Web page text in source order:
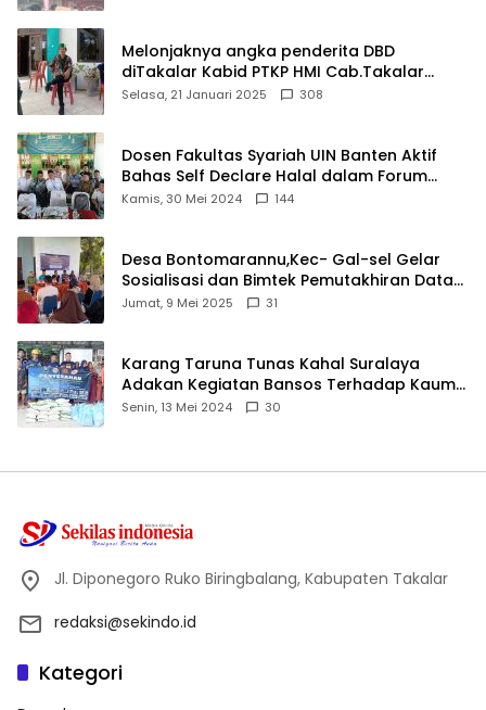
Melonjaknya angka penderita DBD
diTakalar Kabid PTKP HMI Cab.Takalar
angkat bicara
Selasa, 21 Januari 2025 308
Dosen Fakultas Syariah UIN Banten Aktif
Bahas Self Declare Halal dalam Forum
Ijtima Ulama MUI
Kamis, 30 Mei 2024 144
Desa Bontomarannu,Kec- Gal-sel Gelar
Sosialisasi dan Bimtek Pemutakhiran Data
ID
Jumat, 9 Mei 2025 31
Karang Taruna Tunas Kahal Suralaya
Adakan Kegiatan Bansos Terhadap Kaum
Dhuafa dan Anak Yatim-Piatu
Senin, 13 Mei 2024 30
Jl. Diponegoro Ruko Biringbalang, Kabupaten Takalar
redaksi@sekindo.id
Kategori